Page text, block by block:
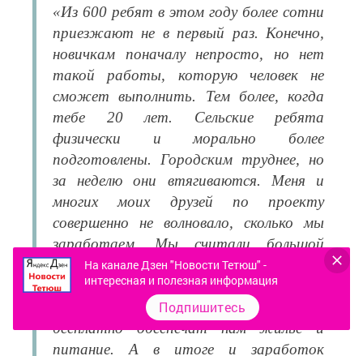
«Из 600 ребят в этом году более сотни
приезжают не в первый раз. Конечно,
новичкам поначалу непросто, но нет
такой работы, которую человек не
сможет выполнить. Тем более, когда
тебе 20 лет. Сельские ребята
физически и морально более
подготовлены. Городским труднее, но
за неделю они втягиваются. Меня и
многих моих друзей по проекту
совершенно не волновало, сколько мы
заработаем. Мы считали большой
удачей уже то, что сможем увидеть
интересный и далёкий край, что наш
полёт туда и обратно оплатят, что
бесплатно обеспечат нам жильё и
питание. А в итоге и заработок
На канале Дзен "Новости Тетюш" -
интересная и полезная информация
Подпишитесь